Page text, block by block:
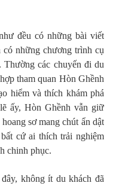
đều có những bài viết
có những chương trình cụ
Thường các chuyến đi du
tham quan Hòn Ghềnh
hiểm và thích khám phá
ấy, Hòn Ghềnh vẫn giữ
sơ mang chút ẩn dật
cứ ai thích trải nghiệm
chinh phục.
không ít du khách đã